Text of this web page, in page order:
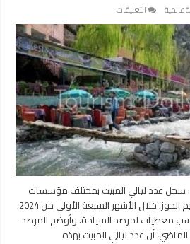
عالمية التعليقات
المغرب..
إقليم
الحوز
يسجل
446
ألف
ليلة
مبيت
سياحية
في
7
أشهر
مغلقة
عدد ليالي المبيت بمختلف مؤسسات
الإيواء السياحي المصنفة بإقليم الحوز، خلال الأشهر السبعة الأولى من 2024،
في المائة، بحسب معطيات لمرصد السياحة. وأوضح المرصد
أن عدد ليالي المبيت بهذه